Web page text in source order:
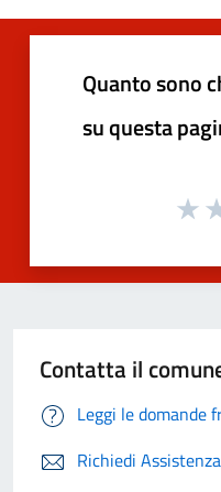
Quanto sono
su questa
Contatta il
Leggi le domande
Richiedi Assistenza